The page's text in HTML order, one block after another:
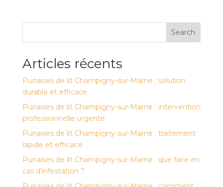
Search
Articles récents
Punaises de lit Champigny-sur-Marne : solution
durable et efficace
Punaises de lit Champigny-sur-Marne : intervention
professionnelle urgente
Punaises de lit Champigny-sur-Marne : traitement
rapide et efficace
Punaises de lit Champigny-sur-Marne : que faire en
cas d’infestation ?